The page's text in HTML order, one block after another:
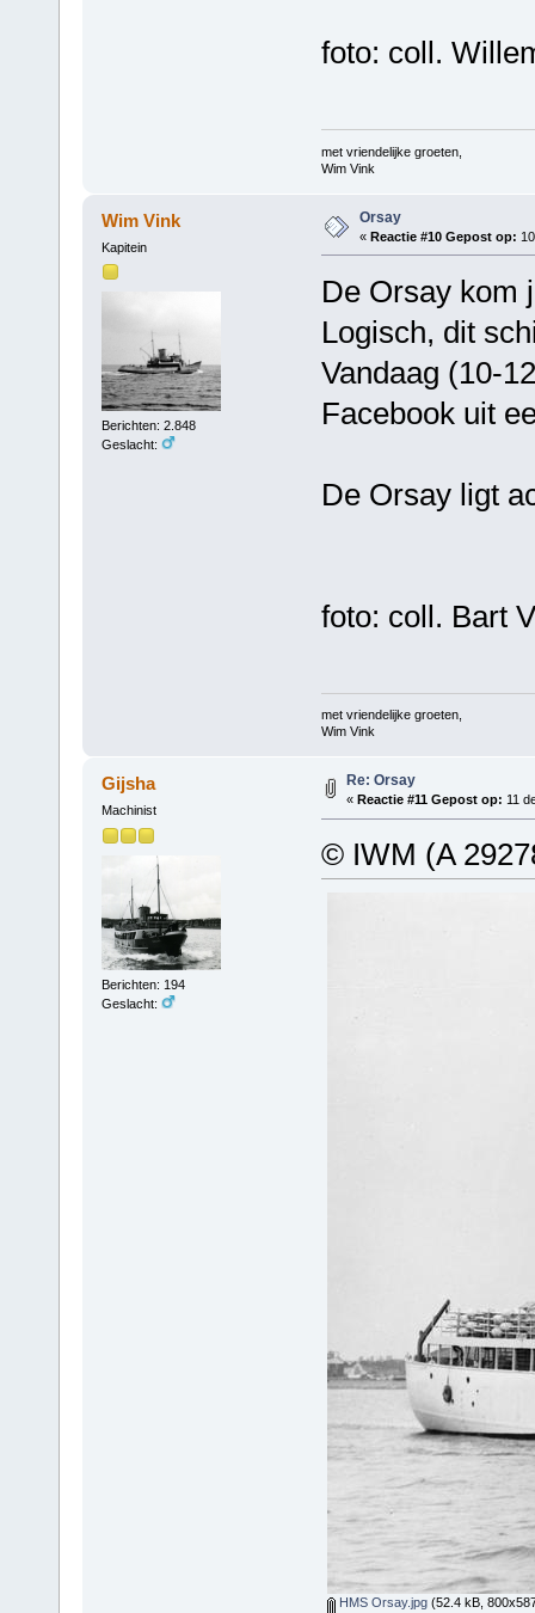
foto: coll.
met vriendelijke groeten,
Wim Vink
Wim Vink
Kapitein
Berichten: 2.848
Geslacht:
Orsay
« Reactie #10 Gepost op:
De Orsay kom
Logisch, dit
Vandaag (10-
Facebook uit
De Orsay ligt
foto: coll. Bart
met vriendelijke groeten,
Wim Vink
Gijsha
Machinist
Berichten: 194
Geslacht:
Re: Orsay
« Reactie #11 Gepost op: 11
© IWM (A
HMS Orsay.jpg(52.4 kB,